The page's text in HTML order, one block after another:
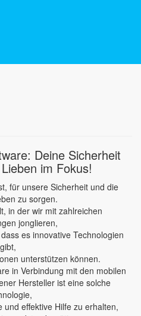
Deine Sicherheit
im Fokus!
für unsere Sicherheit und die
zu sorgen.
in der wir mit zahlreichen
jonglieren,
es innovative Technologien
gibt,
unterstützen können.
in Verbindung mit den mobilen
Hersteller ist eine solche
effektive Hilfe zu erhalten,